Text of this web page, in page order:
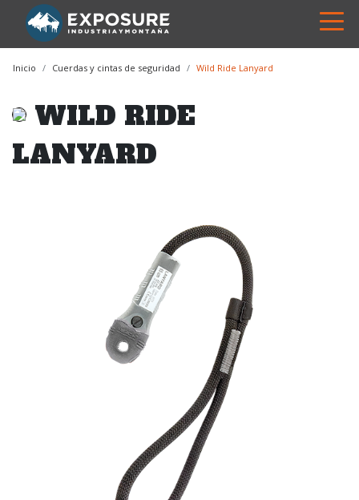
Inicio Cuerdas y cintas de seguridad Wild Ride Lanyard
WILD RIDE
LANYARD